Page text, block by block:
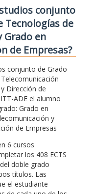
conjunto
Tecnologías de
Grado en
de Empresas?
conjunto de Grado
Dirección de
ADE el alumno
Grado en
y
de Empresas
6 cursos
los 408 ECTS
doble grado
títulos. Las
el estudiante